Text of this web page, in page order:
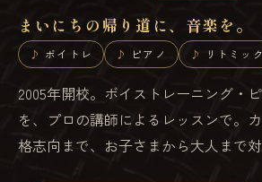
まいにちの帰り道に、音楽を。
ボイトレ ピアノ リトミック
2005年開校。ボイストレーニング・
を、プロの講師によるレッスンで。
格志向まで、お子さまから大人まで対